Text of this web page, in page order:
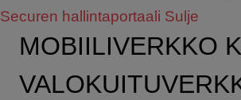
hallintaportaali Sulje
MOBIILIVERKKO